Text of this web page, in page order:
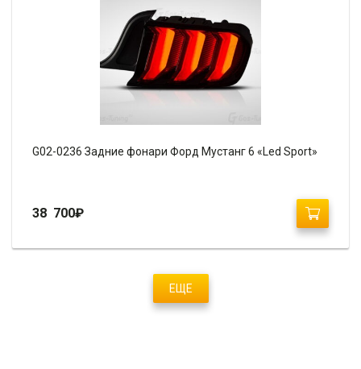
G02-0236 Задние фонари Форд Мустанг 6 «Led Sport»
38 700₽
ЕЩЕ